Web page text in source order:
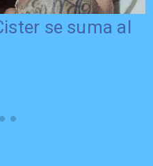
se suma al